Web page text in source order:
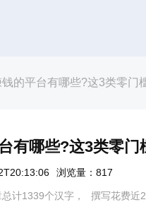
钱的平台有哪些?这3类零门
有哪些?这3类零
浏览量：817
计1339个汉字， 撰写花费近